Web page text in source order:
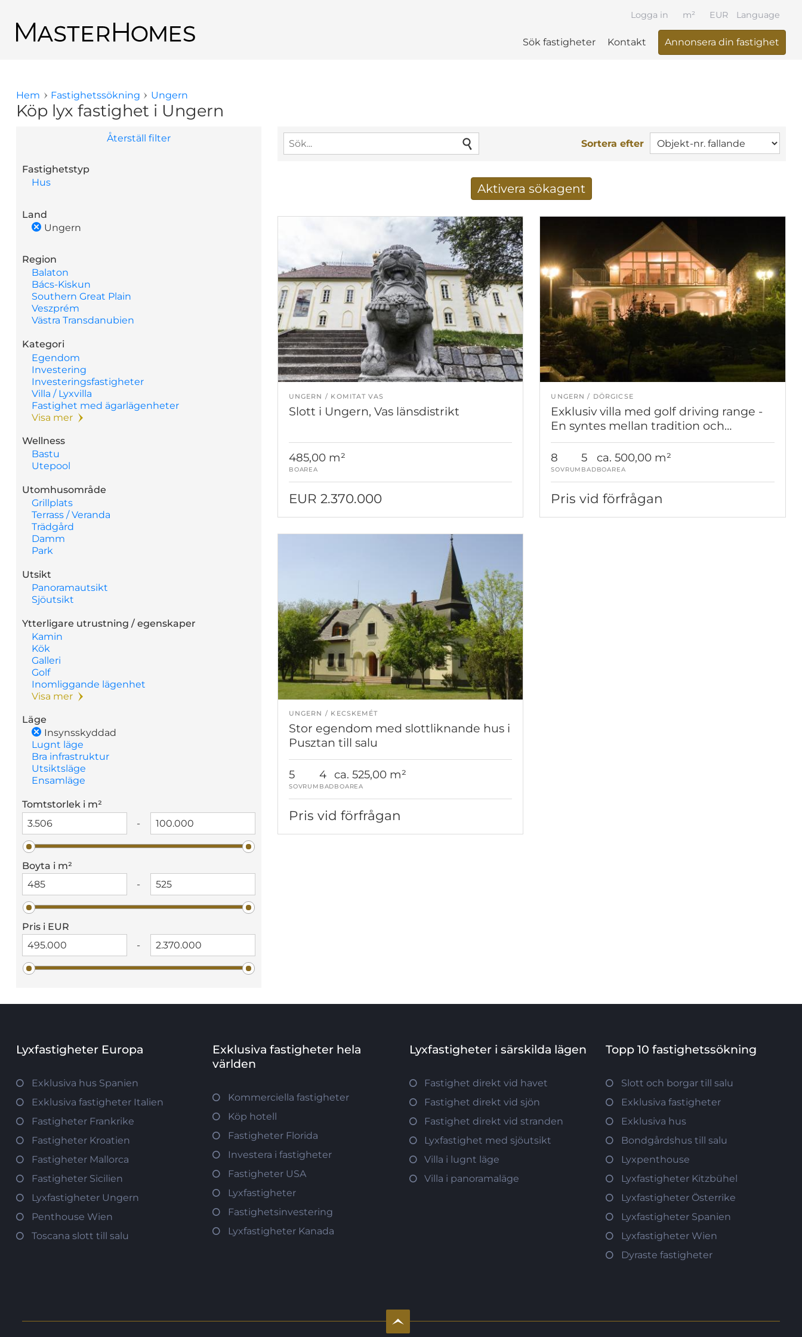
Language
Sök fastigheter Kontakt Annonsera din fastighet
Logga in EUR
m²
Tillbaka till sökresultaten
Du är här
Hem Fastighetssökning Ungern
Köp lyx fastighet i Ungern
Återställ filter
Fastighetstyp
Hus
Land
Ungern
Region
Balaton
Bács-Kiskun
Southern Great Plain
Veszprém
Västra Transdanubien
Kategori
Egendom
Investering
Investeringsfastigheter
Villa / Lyxvilla
Fastighet med ägarlägenheter
Visa mer
Wellness
Bastu
Utepool
Utomhusområde
Grillplats
Terrass / Veranda
Trädgård
Damm
Park
Utsikt
Panoramautsikt
Sjöutsikt
Ytterligare utrustning / egenskaper
Kamin
Kök
Galleri
Golf
Inomliggande lägenhet
Visa mer
Läge
Insynsskyddad
Lugnt läge
Bra infrastruktur
Utsiktsläge
Ensamläge
Tomtstorlek i m²
-
Boyta i m²
-
Pris i EUR
-
Sortera efter
Aktivera sökagent
UNGERN KOMITAT VAS
Slott i Ungern, Vas länsdistrikt
485,00 m²
BOAREA
EUR 2.370.000
UNGERN DÖRGICSE
Exklusiv villa med golf driving range -
En syntes mellan tradition och
modernt
8
SOVRUM
5
BAD
ca. 500,00 m²
BOAREA
Pris vid förfrågan
UNGERN KECSKEMÉT
Stor egendom med slottliknande hus i
Pusztan till salu
5
SOVRUM
4
BAD
ca. 525,00 m²
BOAREA
Pris vid förfrågan
Lyxfastigheter Europa
Exklusiva hus Spanien
Exklusiva fastigheter Italien
Fastigheter Frankrike
Fastigheter Kroatien
Fastigheter Mallorca
Fastigheter Sicilien
Lyxfastigheter Ungern
Penthouse Wien
Toscana slott till salu
Exklusiva fastigheter hela
världen
Kommerciella fastigheter
Köp hotell
Fastigheter Florida
Investera i fastigheter
Fastigheter USA
Lyxfastigheter
Fastighetsinvestering
Lyxfastigheter Kanada
Lyxfastigheter i särskilda lägen
Fastighet direkt vid havet
Fastighet direkt vid sjön
Fastighet direkt vid stranden
Lyxfastighet med sjöutsikt
Villa i lugnt läge
Villa i panoramaläge
Topp 10 fastighetssökning
Slott och borgar till salu
Exklusiva fastigheter
Exklusiva hus
Bondgårdshus till salu
Lyxpenthouse
Lyxfastigheter Kitzbühel
Lyxfastigheter Österrike
Lyxfastigheter Spanien
Lyxfastigheter Wien
Dyraste fastigheter